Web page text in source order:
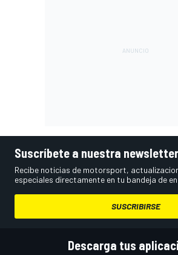
Suscríbete a nuestra newsletter
Recibe noticias de motorsport,
especiales directamente en tu bandeja de
SUSCRIBIRSE
Descarga tus